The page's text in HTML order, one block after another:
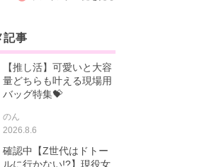
記事
【推し活】可愛いと大容
量どちらも叶える現場用
バッグ特集💝
のん
2026.8.6
確認中【Z世代はドトー
ルに行かない!?】現役女